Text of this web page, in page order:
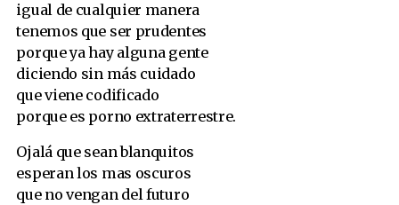
igual de cualquier manera
tenemos que ser prudentes
porque ya hay alguna gente
diciendo sin más cuidado
que viene codificado
porque es porno extraterrestre.
Ojalá que sean blanquitos
esperan los mas oscuros
que no vengan del futuro